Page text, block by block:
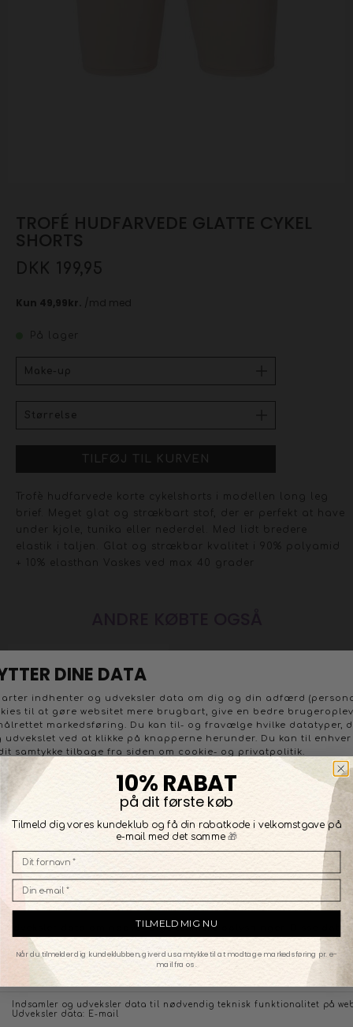
TROFÉ HUDFARVEDE GLATTE CYKEL
SHORTS
DKK 199,95
På lager
Trofè hudfarvede korte cykelshorts i modellen long leg
brief. Meget glat og strækbart stof, der er perfekt at have
under kjole, tunika eller nederdel. Med lidt bredere
elastik i taljen. Glat og strækbar kvalitet i 90% polyamid
+ 10% elasthan Vaskes ved max 40 grader
Størrelser på lager:
TROFÉ SORTE GLATTE CYKELSHORTS
DKK 199,95
FØLG OS PÅ:
10% RABAT
på dit første køb
Tilmeld dig vores kundeklub og få din rabatkode i velkomstgave på
e-mail med det samme 🎁
TILMELD MIG NU
Når du tilmelder dig kundeklubben, giver du samtykke til at modtage markedsføring pr. e-
mail fra os.